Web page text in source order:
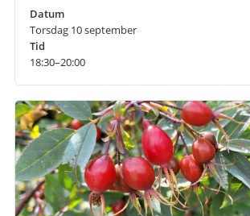
Datum
Torsdag 10 september
Tid
18:30–20:00